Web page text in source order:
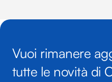
Vuoi rimanere
tutte le novità di